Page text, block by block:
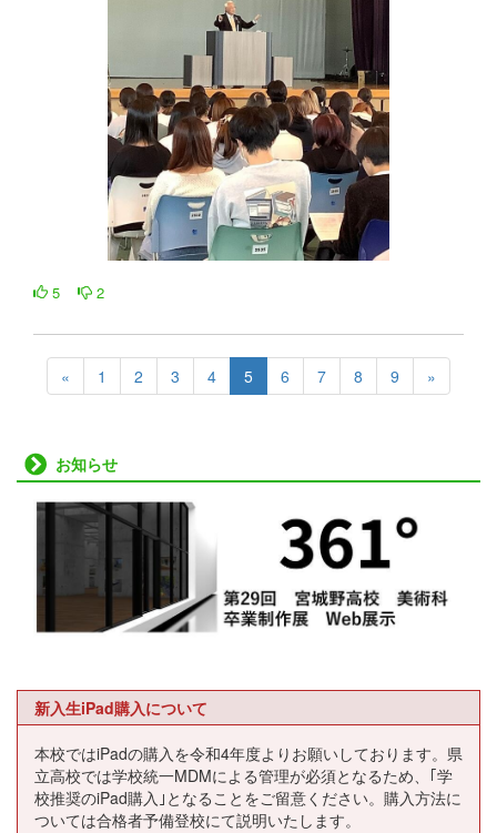
5 2
« 1 2 3 4 5 6 7 8 9 »
お知らせ
新入生iPad購入について
本校ではiPadの購入を令和4年度よりお願いしております。県
立高校では学校統一MDMによる管理が必須となるため、｢学
校推奨のiPad購入｣となることをご留意ください。購入方法に
ついては合格者予備登校にて説明いたします。